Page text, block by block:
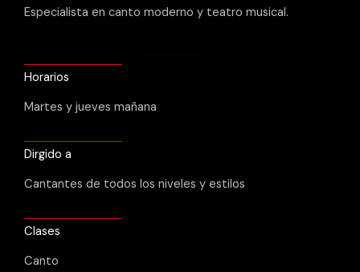
Especialista en canto moderno y teatro musical.
Horarios
Martes y jueves mañana
Dirgido a
Cantantes de todos los niveles y estilos
Clases
Canto